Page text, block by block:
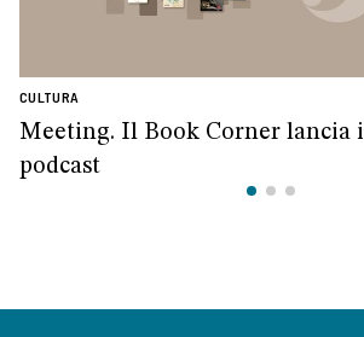
CULTURA
Meeting. Il Book Corner lancia i
podcast